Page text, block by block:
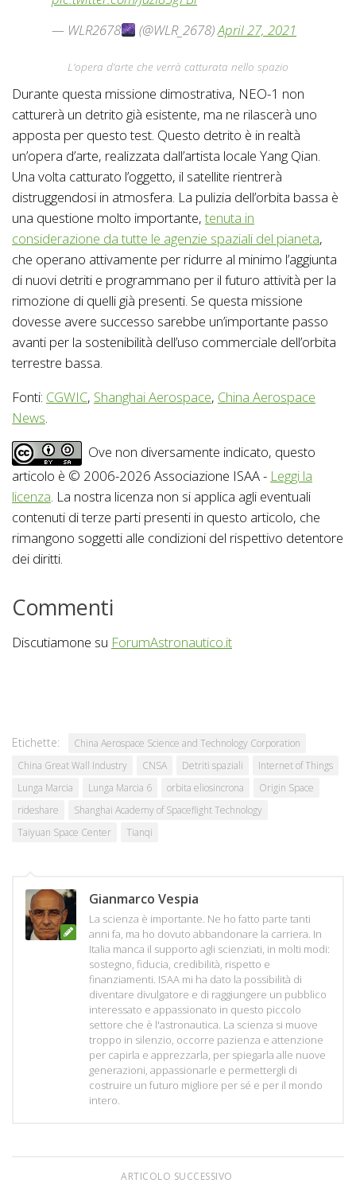
— WLR2678
(@WLR_2678)April 27, 2021
L’opera d’arte che verrà catturata nello spazio
Durante questa missione dimostrativa, NEO-1 non
catturerà un detrito già esistente, ma ne rilascerà uno
apposta per questo test. Questo detrito è in realtà
un’opera d’arte, realizzata dall’artista locale Yang Qian.
Una volta catturato l’oggetto, il satellite rientrerà
distruggendosi in atmosfera. La pulizia dell’orbita bassa è
una questione molto importante,tenuta in
considerazione da tutte le agenzie spaziali del pianeta,
che operano attivamente per ridurre al minimo l’aggiunta
di nuovi detriti e programmano per il futuro attività per la
rimozione di quelli già presenti. Se questa missione
dovesse avere successo sarebbe un’importante passo
avanti per la sostenibilità dell’uso commerciale dell’orbita
terrestre bassa.
Fonti: CGWIC, Shanghai Aerospace, China Aerospace
News
Ove non diversamente indicato, questo
articolo è © 2006-2026 Associazione ISAA - Leggi la
licenza. La nostra licenza non si applica agli eventuali
contenuti di terze parti presenti in questo articolo, che
rimangono soggetti alle condizioni del rispettivo detentore
dei diritti.
Commenti
Discutiamone su ForumAstronautico.it
Etichette:
China Aerospace Science and Technology Corporation
China Great Wall Industry
CNSA Detriti spaziali
Internet of Things
Lunga Marcia
Lunga Marcia 6 orbita eliosincrona
Origin Space
rideshare
Shanghai Academy of Spaceflight Technology
Taiyuan Space Center
Tianqi
Gianmarco Vespia
La scienza è importante. Ne ho fatto parte tanti
anni fa, ma ho dovuto abbandonare la carriera. In
Italia manca il supporto agli scienziati, in molti modi:
sostegno, fiducia, credibilità, rispetto e
finanziamenti. ISAA mi ha dato la possibilità di
diventare divulgatore e di raggiungere un pubblico
interessato e appassionato in questo piccolo
settore che è l'astronautica. La scienza si muove
troppo in silenzio, occorre pazienza e attenzione
per capirla e apprezzarla, per spiegarla alle nuove
generazioni, appassionarle e permettergli di
costruire un futuro migliore per sé e per il mondo
intero.
ARTICOLO SUCCESSIVO